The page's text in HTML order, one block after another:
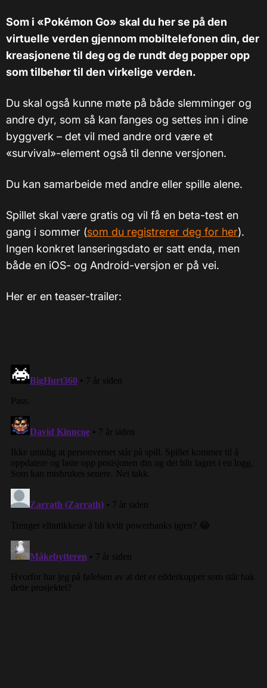
Som i «Pokémon Go» skal du her se på den
virtuelle verden gjennom mobiltelefonen din, der
kreasjonene til deg og de rundt deg popper opp
som tilbehør til den virkelige verden.
Du skal også kunne møte på både slemminger og
andre dyr, som så kan fanges og settes inn i dine
byggverk – det vil med andre ord være et
«survival»-element også til denne versjonen.
Du kan samarbeide med andre eller spille alene.
Spillet skal være gratis og vil få en beta-test en
gang i sommer (som du registrerer deg for her).
Ingen konkret lanseringsdato er satt enda, men
både en iOS- og Android-versjon er på vei.
Her er en teaser-trailer: